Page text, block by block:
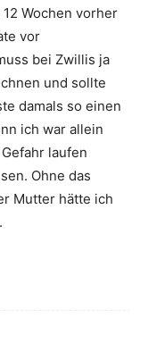
Wochen vorher
vor
bei Zwillis ja
und sollte
damals so einen
ich war allein
laufen
Ohne das
Mutter hätte ich